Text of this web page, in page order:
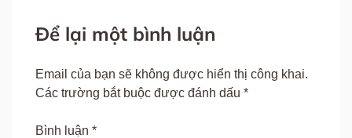
Để lại một bình luận
Email của bạn sẽ không được hiển thị công khai.
Các trường bắt buộc được đánh dấu *
Bình luận *